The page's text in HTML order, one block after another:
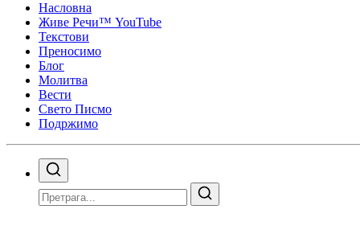
Насловна
Живе Речи™ YouTube
Текстови
Преносимо
Блог
Молитва
Вести
Свето Писмо
Подржимо